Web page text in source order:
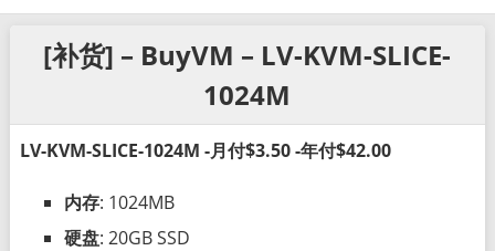
[补货] – BuyVM – LV-KVM-SLICE-
1024M
LV-KVM-SLICE-1024M -月付$3.50 -年付$42.00
内存: 1024MB
硬盘: 20GB SSD